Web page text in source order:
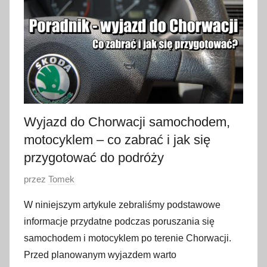
z
n
i
a
2
0
Wyjazd do Chorwacji samochodem,
motocyklem – co zabrać i jak się
przygotować do podróży
O
u
b
l
i
przez Tomek
W niniejszym artykule zebraliśmy podstawowe
informacje przydatne podczas poruszania się
samochodem i motocyklem po terenie Chorwacji.
Przed planowanym wyjazdem warto